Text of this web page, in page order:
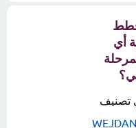
أي
تصنيف
WEJDAN